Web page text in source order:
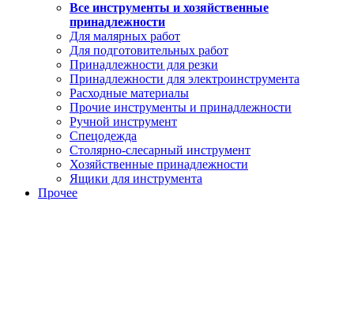
Все инструменты и хозяйственные
принадлежности
Для малярных работ
Для подготовительных работ
Принадлежности для резки
Принадлежности для электроинструмента
Расходные материалы
Прочие инструменты и принадлежности
Ручной инструмент
Спецодежда
Столярно-слесарный инструмент
Хозяйственные принадлежности
Ящики для инструмента
Прочее